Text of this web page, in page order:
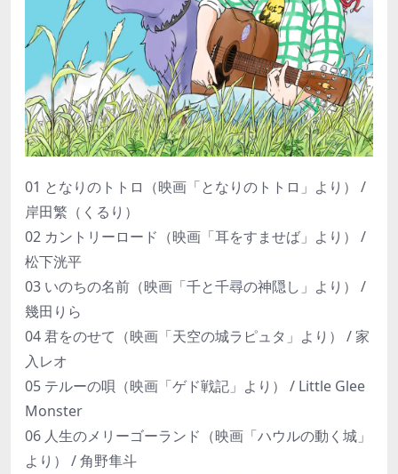
01 となりのトトロ（映画「となりのトトロ」より） /
岸田繁（くるり）
02 カントリーロード（映画「耳をすませば」より） /
松下洸平
03 いのちの名前（映画「千と千尋の神隠し」より） /
幾田りら
04 君をのせて（映画「天空の城ラピュタ」より） / 家
入レオ
05 テルーの唄（映画「ゲド戦記」より） / Little Glee
Monster
06 人生のメリーゴーランド（映画「ハウルの動く城」
より） / 角野隼斗